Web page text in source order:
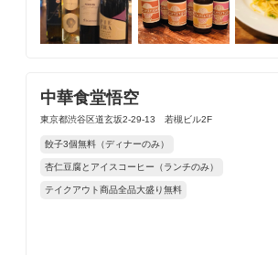
中華食堂悟空
東京都渋谷区道玄坂2-29-13 若槻ビル2F
餃子3個無料（ディナーのみ）
杏仁豆腐とアイスコーヒー（ランチのみ）
テイクアウト商品全品大盛り無料